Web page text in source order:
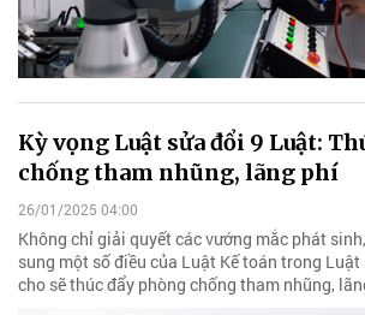
Kỳ vọng Luật sửa đổi 9 Luật:
chống tham nhũng, lãng phí
26/01/2025 04:00
Không chỉ giải quyết các vướng mắc phát
sung một số điều của Luật Kế toán trong
cho sẽ thúc đẩy phòng chống tham nhũng,